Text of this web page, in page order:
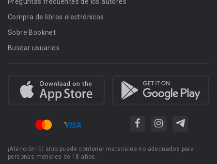
Compra de libros electrónicos
Sobre Booknet
Buscar usuarios
¡Atención! El sitio puede contener materiales no adecuados para
personas menores de 18 años.